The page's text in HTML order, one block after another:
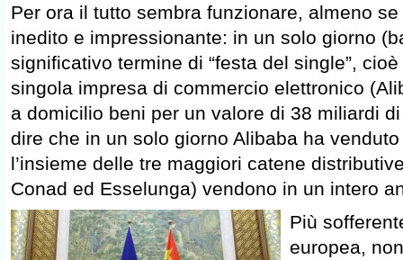
Per ora il tutto sembra funzionare, almeno
inedito e impressionante: in un solo giorno
significativo termine di “festa del single”,
singola impresa di commercio elettronico
a domicilio beni per un valore di 38 miliardi
dire che in un solo giorno Alibaba ha
l’insieme delle tre maggiori catene
Conad ed Esselunga) vendono in un intero
Più
europea,